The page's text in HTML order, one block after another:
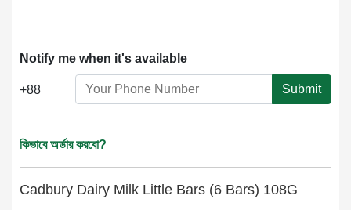
Notify me when it's available
+88 Submit
কিভাবে অর্ডার করবো?
Cadbury Dairy Milk Little Bars (6 Bars) 108G